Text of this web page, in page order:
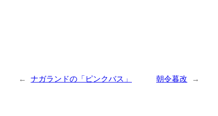
← ナガランドの「ピンクバス」 朝令暮改 →